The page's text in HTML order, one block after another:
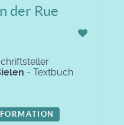
der Rue
- Textbuch